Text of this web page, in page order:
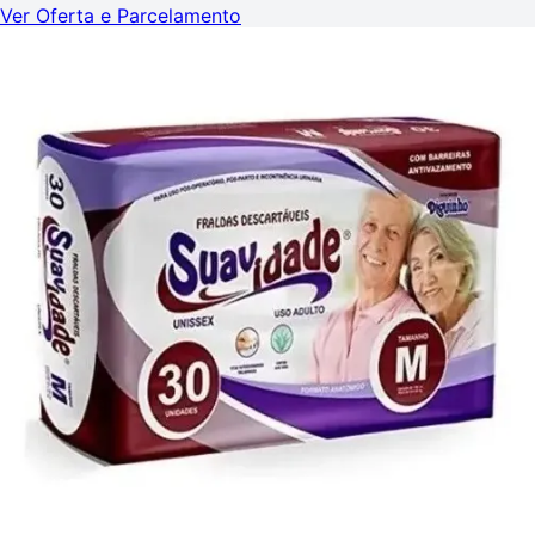
Ver Oferta e Parcelamento